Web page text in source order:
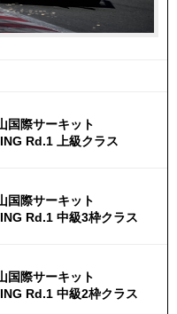
国際サーキット
Rd.1 上級クラス
国際サーキット
Rd.1 中級3枠クラス
国際サーキット
Rd.1 中級2枠クラス